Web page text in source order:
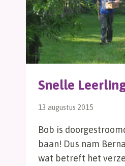
Snelle
13 augustus 2015
Bob is
baan! Dus nam
wat betreft het